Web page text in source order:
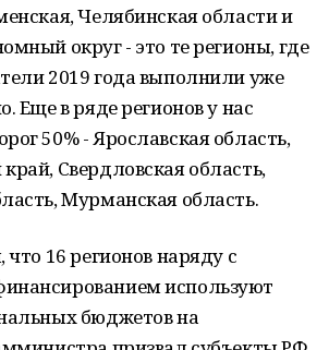
Челябинская области и
округ - это те регионы, где
2019 года выполнили уже
Еще в ряде регионов у нас
50% - Ярославская область,
Свердловская область,
Мурманская область.
что 16 регионов наряду с
используют
бюджетов на